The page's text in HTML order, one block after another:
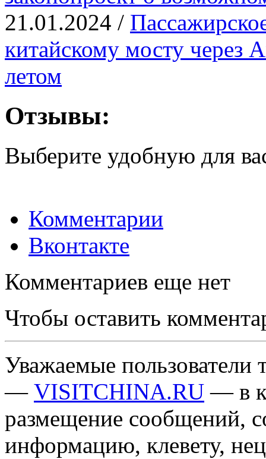
21.01.2024 /
китайскому мосту через
летом
Отзывы:
Выберите удобную для
Комментарии
Вконтакте
Комментариев еще нет
Чтобы оставить
Уважаемые пользователи
— VISITCHINA.RU — в
размещение сообщений,
информацию, клевету,